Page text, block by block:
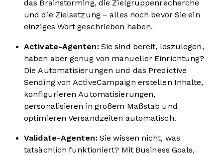
das Brainstorming, die Zielgruppenrecherche
und die Zielsetzung – alles noch bevor Sie ein
einziges Wort geschrieben haben.
Activate-Agenten:Sie sind bereit, loszulegen,
haben aber genug von manueller Einrichtung?
Die Automatisierungen und das Predictive
Sending von ActiveCampaign erstellen Inhalte,
konfigurieren Automatisierungen,
personalisieren in großem Maßstab und
optimieren Versandzeiten automatisch.
Validate-Agenten:Sie wissen nicht, was
tatsächlich funktioniert? Mit Business Goals,